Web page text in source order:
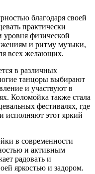
благодаря своей
практически
уровня физической
и ритму музыки,
всех желающих.
в различных
танцоры выбирают
и участвуют в
Коломойка также стала
фестивалях, где
исполняют этот яркий
в современности
и активным
радовать и
яркостью и задором.